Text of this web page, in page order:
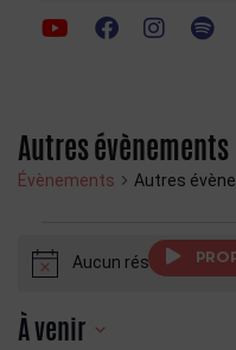
Autres évènements
Évènements Autres
NoticeAucun résultat
À venir